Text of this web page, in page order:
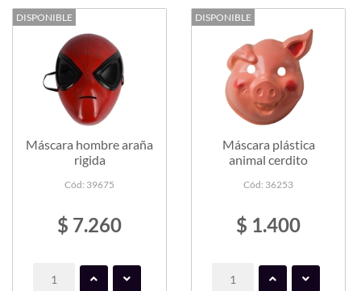
DISPONIBLE
Máscara hombre araña
rigida
Cód: 39675
$ 7.260
DISPONIBLE
Máscara plástica
animal cerdito
Cód: 36253
$ 1.400